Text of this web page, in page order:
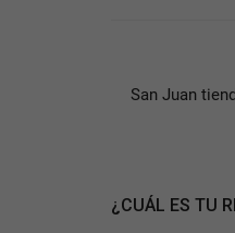
San Juan
¿CUÁL ES TU